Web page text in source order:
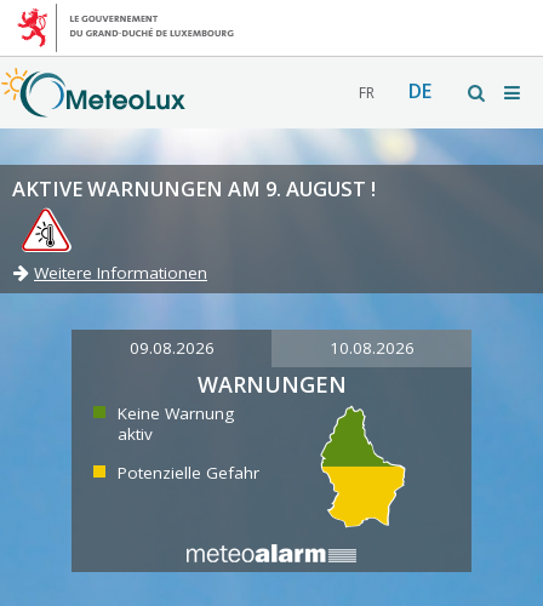
FR DE
AKTIVE WARNUNGEN AM 9. AUGUST !
Weitere Informationen
09.08.2026 10.08.2026
WARNUNGEN
Keine Warnung
aktiv
Potenzielle Gefahr